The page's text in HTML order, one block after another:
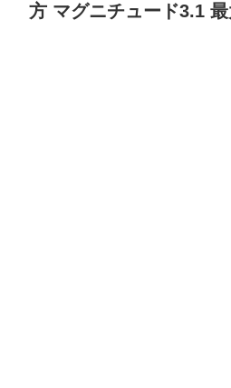
方 マグニチュード3.1